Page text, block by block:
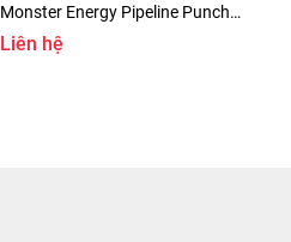
Monster Energy Pipeline Punch
355ml
Liên hệ